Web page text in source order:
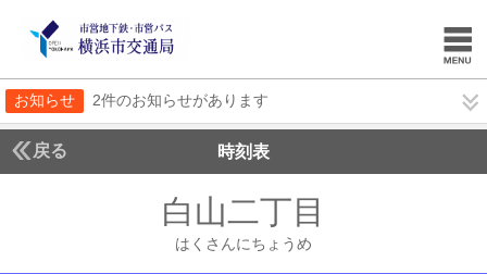
お知らせ 2件のお知らせがあります
戻る 時刻表
白山二丁目
はくさんにちょうめ